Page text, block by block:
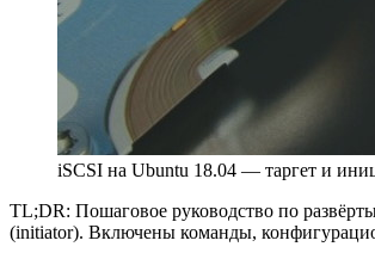
iSCSI на Ubuntu 18.04 — таргет и
TL;DR: Пошаговое руководство по
(initiator). Включены команды,